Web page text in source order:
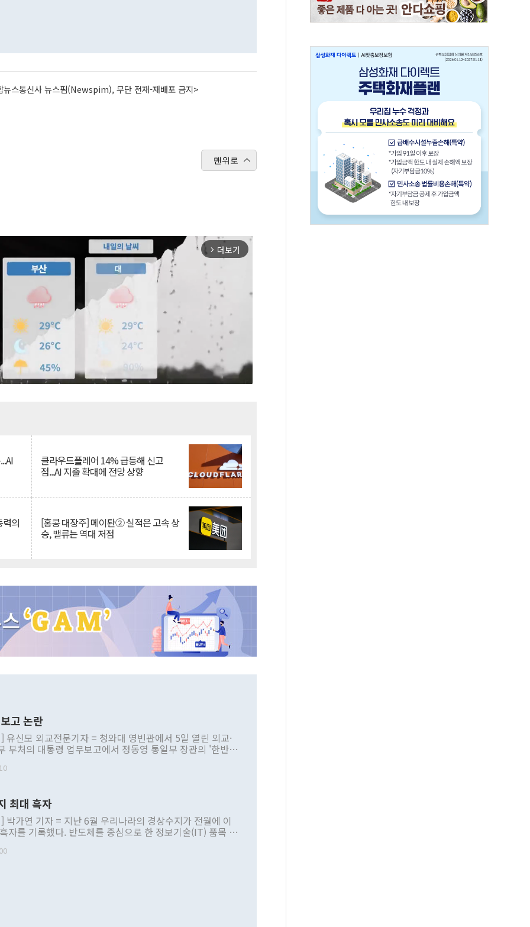
뉴스통신사 뉴스핌(Newspim), 무단 전재-재배포 금지>
맨위로
arrow_forward_ios 더보기
클라우드플레어 14% 급등해 신고
점...AI 지출 확대에 전망 상향
의 [홍콩 대장주] 메이퇀② 실적은 고속 상
승, 밸류는 역대 저점
고 논란
유신모 외교전문기자 = 청와대 영빈관에서 5일 열린 외교·
부처의 대통령 업무보고에서 정동영 통일부 장관의 '한반도
부 내 조율을 거치지 않은 사안을 정책으로 추진하겠다고 공
근거한 비현실적 구상'이라는 비판을 내놨다. 그동안 정 장
관련 발언이 물의를 빚은 적은 여러 번 있지만 대통령과 유
공개적으로 부정적 입장을 표명한 것은 이례적이다. 정 장
북 접근법과 월권을 제어해야 한다는 목소리도 높아지고 있
최대 흑자
박가연 기자 = 지난 6월 우리나라의 경상수지가 전월에 이
자를 기록했다. 반도체를 중심으로 한 정보기술(IT) 품목 수
르